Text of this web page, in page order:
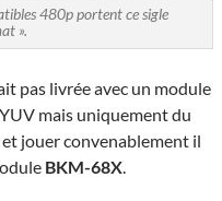
480p portent ce sigle
».
pas livrée avec un module
mais uniquement du
jouer convenablement il
BKM-68X.